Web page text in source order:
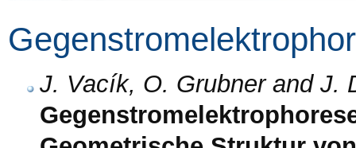
J. Vacík, O. Grubner and J.